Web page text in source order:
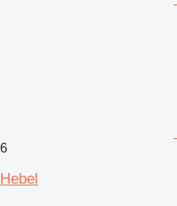
6
Hebel